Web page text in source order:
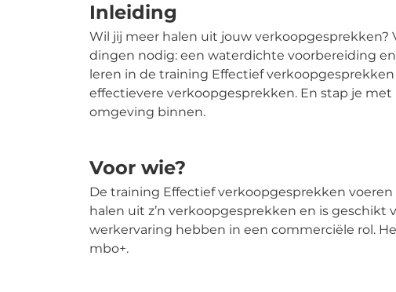
Inleiding
Wil jij meer halen uit jouw
dingen nodig: een waterdichte voorbereiding
leren in de training Effectief
effectievere verkoopgesprekken. En stap je
omgeving binnen.
Voor wie?
De training Effectief verkoopgesprekken
halen uit z’n verkoopgesprekken en is geschikt
werkervaring hebben in een commerciële rol.
mbo+.